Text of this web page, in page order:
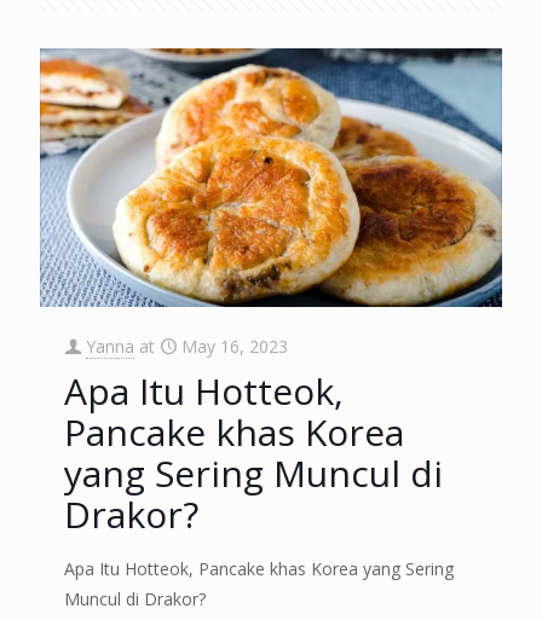
Yanna at May 16, 2023
Apa Itu Hotteok,
Pancake khas Korea
yang Sering Muncul di
Drakor?
Apa Itu Hotteok, Pancake khas Korea yang Sering
Muncul di Drakor?